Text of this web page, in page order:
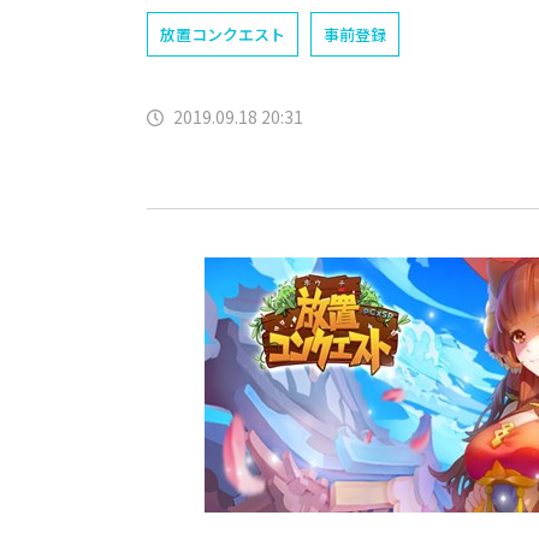
放置コンクエスト 事前登録
2019.09.18 20:31